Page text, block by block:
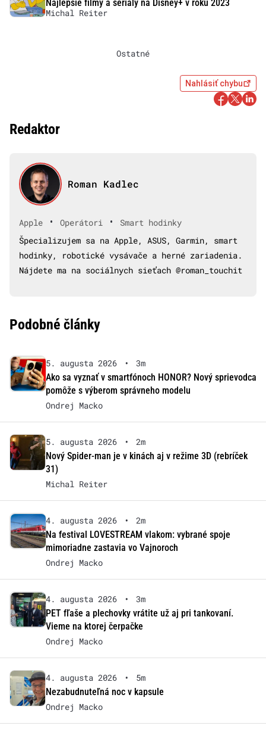
Najlepšie filmy a seriály na Disney+ v roku 2023
Michal Reiter
Ostatné
Nahlásiť chybu
Redaktor
Roman Kadlec
Apple • Operátori •
Smart hodinky
Špecializujem sa na Apple, ASUS, Garmin, smart
hodinky, robotické vysávače a herné zariadenia.
Nájdete ma na sociálnych sieťach @roman_touchit
Podobné články
5. augusta 2026 •
3m
Ako sa vyznať v smartfónoch HONOR? Nový sprievodca
pomôže s výberom správneho modelu
Ondrej Macko
5. augusta 2026 •
2m
Nový Spider-man je v kinách aj v režime 3D (rebríček
31)
Michal Reiter
4. augusta 2026 •
2m
Na festival LOVESTREAM vlakom: vybrané spoje
mimoriadne zastavia vo Vajnoroch
Ondrej Macko
4. augusta 2026 •
3m
PET fľaše a plechovky vrátite už aj pri tankovaní.
Vieme na ktorej čerpačke
Ondrej Macko
4. augusta 2026 •
5m
Nezabudnuteľná noc v kapsule
Ondrej Macko